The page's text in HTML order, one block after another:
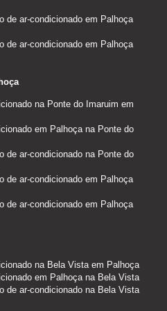
de ar-condicionado em Palhoça
de ar-condicionado em Palhoça
na Ponte do Imaruim em
em Palhoça na Ponte do
de ar-condicionado na Ponte do
de ar-condicionado em Palhoça
de ar-condicionado em Palhoça
na Bela Vista em Palhoça
em Palhoça na Bela Vista
de ar-condicionado na Bela Vista